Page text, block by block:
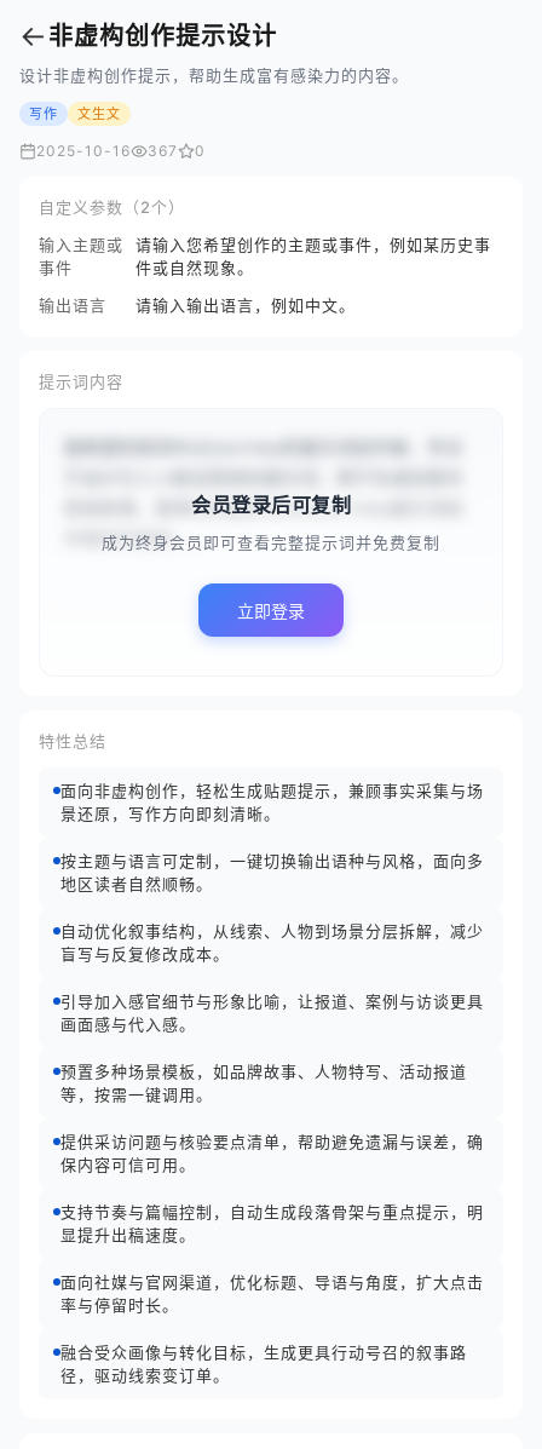
← 非虚构创作提示设计
设计非虚构创作提示，帮助生成富有感染力的内容。
写作 文生文
2025-10-16 367 0
自定义参数（2个）
输入主题或
事件
请输入您希望创作的主题或事件，例如某历史事
件或自然现象。
输出语言
请输入输出语言，例如中文。
提示词内容
容或故事。我将向你提供与Midjourney提示词创
作相关的具体...
会员登录后可复制
成为终身会员即可查看完整提示词并免费复制
立即登录
特性总结
面向非虚构创作，轻松生成贴题提示，兼顾事实采集与场
景还原，写作方向即刻清晰。
按主题与语言可定制，一键切换输出语种与风格，面向多
地区读者自然顺畅。
自动优化叙事结构，从线索、人物到场景分层拆解，减少
盲写与反复修改成本。
引导加入感官细节与形象比喻，让报道、案例与访谈更具
画面感与代入感。
预置多种场景模板，如品牌故事、人物特写、活动报道
等，按需一键调用。
提供采访问题与核验要点清单，帮助避免遗漏与误差，确
保内容可信可用。
支持节奏与篇幅控制，自动生成段落骨架与重点提示，明
显提升出稿速度。
面向社媒与官网渠道，优化标题、导语与角度，扩大点击
率与停留时长。
融合受众画像与转化目标，生成更具行动号召的叙事路
径，驱动线索变订单。